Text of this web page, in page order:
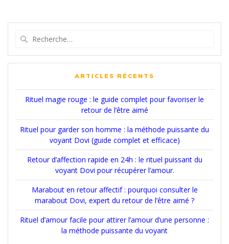
:
ARTICLES RÉCENTS
Rituel magie rouge : le guide complet pour favoriser le
retour de l’être aimé
Rituel pour garder son homme : la méthode puissante du
voyant Dovi (guide complet et efficace)
Retour d’affection rapide en 24h : le rituel puissant du
voyant Dovi pour récupérer l’amour.
Marabout en retour affectif : pourquoi consulter le
marabout Dovi, expert du retour de l’être aimé ?
Rituel d’amour facile pour attirer l’amour d’une personne :
la méthode puissante du voyant